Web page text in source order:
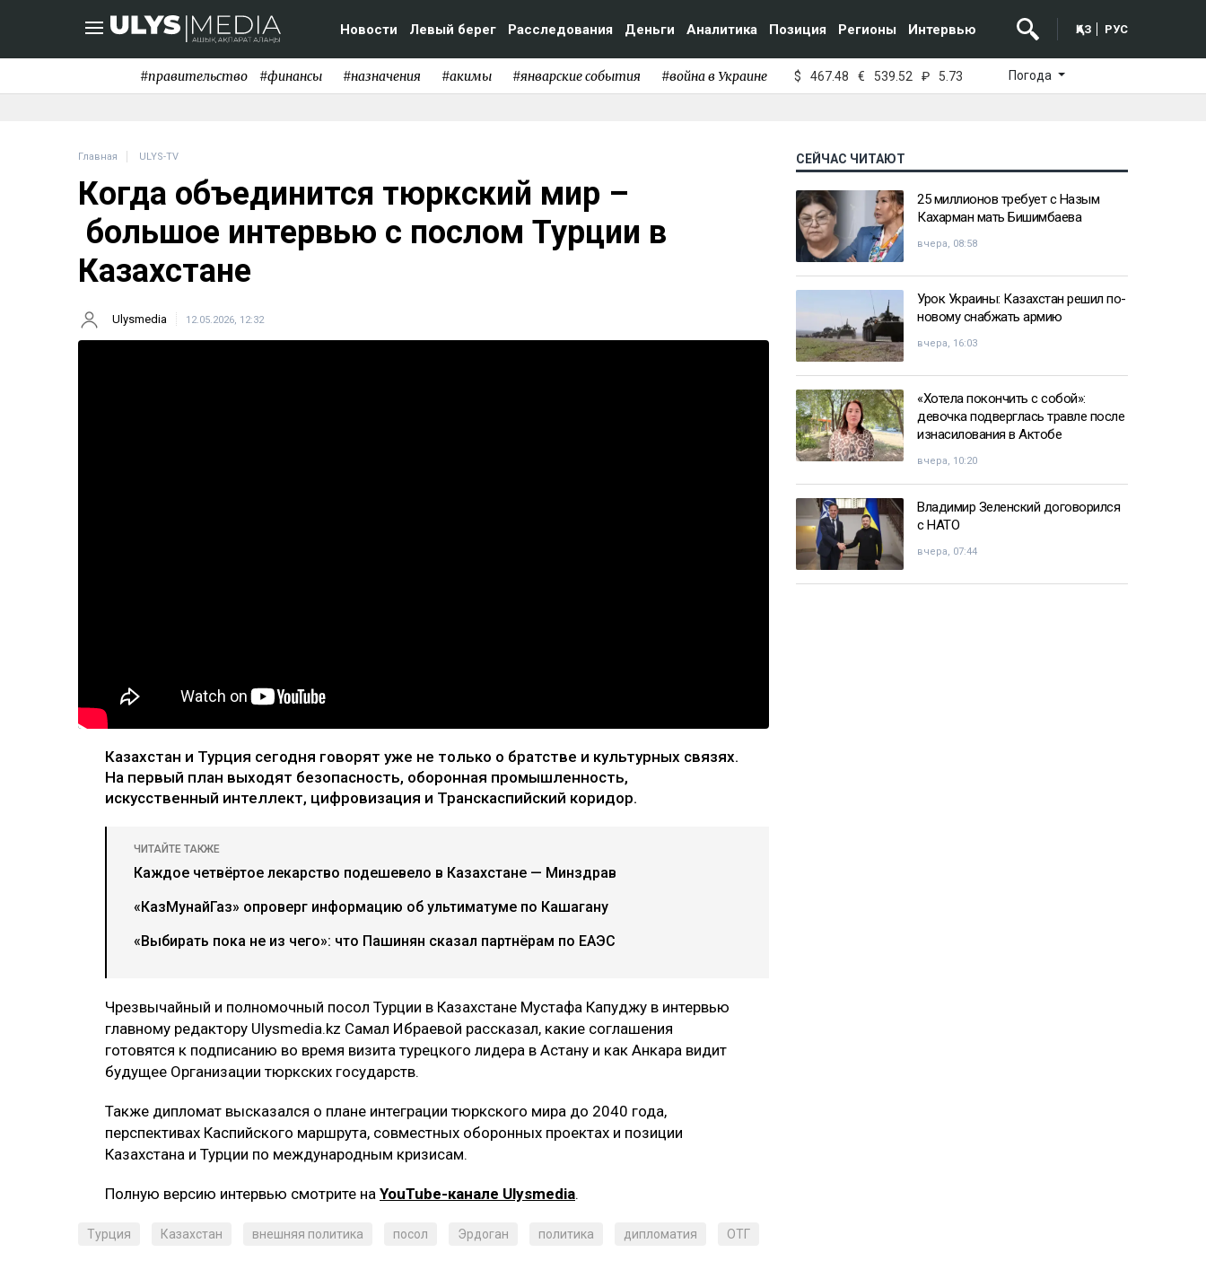
Новости Левый берег Расследования Деньги Аналитика Позиция Регионы Интервью ҚАЗ РУС
#правительство #финансы #назначения #акимы #январские события #война в Украине $ 467.48 € 539.52 ₽ 5.73 Погода
Главная ULYS-TV
Когда объединится тюркский мир –
большое интервью с послом Турции в
Казахстане
Ulysmedia 12.05.2026, 12:32
Казахстан и Турция сегодня говорят уже не только о братстве и культурных связях.
На первый план выходят безопасность, оборонная промышленность,
искусственный интеллект, цифровизация и Транскаспийский коридор.
ЧИТАЙТЕ ТАКЖЕ
Каждое четвёртое лекарство подешевело в Казахстане — Минздрав
«КазМунайГаз» опроверг информацию об ультиматуме по Кашагану
«Выбирать пока не из чего»: что Пашинян сказал партнёрам по ЕАЭС
Чрезвычайный и полномочный посол Турции в Казахстане Мустафа Капуджу в интервью
главному редактору Ulysmedia.kz Самал Ибраевой рассказал, какие соглашения
готовятся к подписанию во время визита турецкого лидера в Астану и как Анкара видит
будущее Организации тюркских государств.
Также дипломат высказался о плане интеграции тюркского мира до 2040 года,
перспективах Каспийского маршрута, совместных оборонных проектах и позиции
Казахстана и Турции по международным кризисам.
Полную версию интервью смотрите на YouTube-канале Ulysmedia.
Турция Казахстан внешняя политика посол Эрдоган политика дипломатия ОТГ
СЕЙЧАС ЧИТАЮТ
25 миллионов требует с Назым
Кахарман мать Бишимбаева
вчера, 08:58
Урок Украины: Казахстан решил по-
новому снабжать армию
вчера, 16:03
«Хотела покончить с собой»:
девочка подверглась травле после
изнасилования в Актобе
вчера, 10:20
Владимир Зеленский договорился
с НАТО
вчера, 07:44